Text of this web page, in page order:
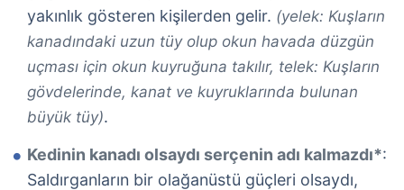
yakınlık gösteren kişilerden gelir. (yelek: Kuşların
kanadındaki uzun tüy olup okun havada düzgün
uçması için okun kuyruğuna takılır, telek: Kuşların
gövdelerinde, kanat ve kuyruklarında bulunan
büyük tüy).
Kedinin kanadı olsaydı serçenin adı kalmazdı*:
Saldırganların bir olağanüstü güçleri olsaydı,